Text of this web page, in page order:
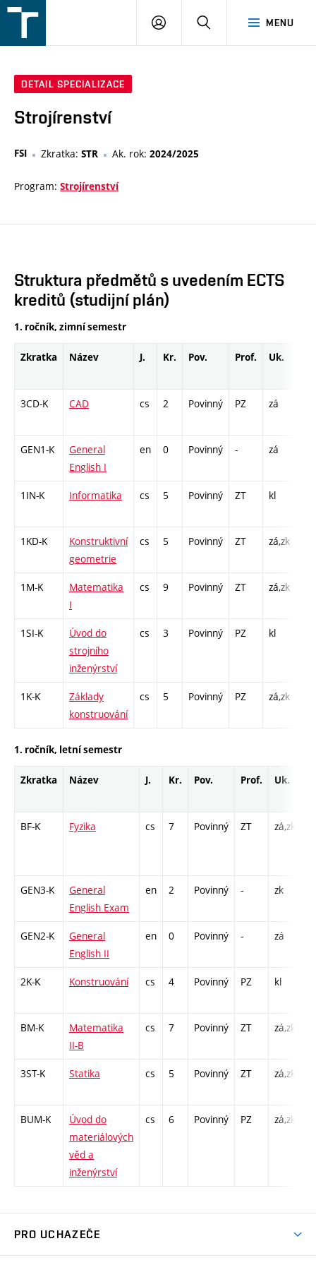
v
MENU
PŘIHLÁŠENÍ
DETAIL SPECIALIZACE
Strojírenství
FSI Zkratka: STR Ak. rok: 2024/2025
Program: Strojírenství
Struktura předmětů s uvedením ECTS
kreditů (studijní plán)
1. ročník, zimní semestr
Zkratka Název J. Kr. Pov. Prof. Uk.
3CD-K CAD cs 2 Povinný PZ zá
GEN1-K
General
English I
en 0 Povinný - zá
1IN-K Informatika cs 5 Povinný ZT kl
1KD-K
Konstruktivní
geometrie
cs 5 Povinný ZT zá,zk
1M-K
Matematika
I
cs 9 Povinný ZT zá,zk
1SI-K
Úvod do
strojního
inženýrství
cs 3 Povinný PZ kl
1K-K
Základy
konstruování
cs 5 Povinný PZ zá,zk
1. ročník, letní semestr
Zkratka Název J. Kr. Pov. Prof. Uk.
BF-K Fyzika cs 7 Povinný ZT zá,zk
GEN3-K
General
English Exam
en 2 Povinný - zk
GEN2-K
General
English II
en 0 Povinný - zá
2K-K Konstruování cs 4 Povinný PZ kl
BM-K
Matematika
II-B
cs 7 Povinný ZT zá,zk
3ST-K Statika cs 5 Povinný ZT zá,zk
BUM-K
Úvod do
materiálových
věd a
inženýrství
cs 6 Povinný PZ zá,zk
PRO UCHAZEČE